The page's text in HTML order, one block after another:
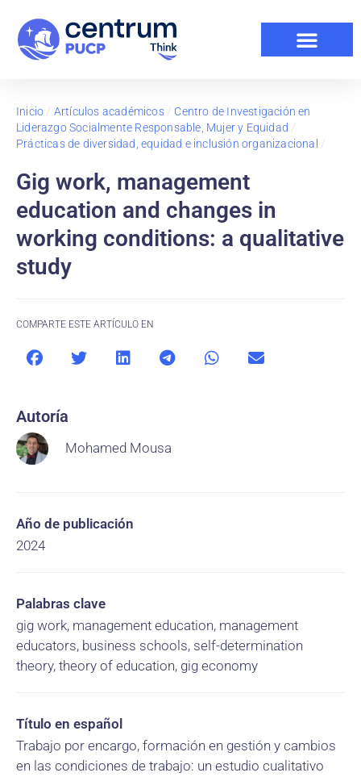
Inicio / Artículos académicos/ Centro de Investigación en
Liderazgo Socialmente Responsable, Mujer y Equidad /
Prácticas de diversidad, equidad e inclusión organizacional /
Gig work, management
education and changes in
working conditions: a qualitative
study
COMPARTE ESTE ARTÍCULO EN
Autoría
Mohamed Mousa
Año de publicación
2024
Palabras clave
gig work, management education, management
educators, business schools, self-determination
theory, theory of education, gig economy
Título en español
Trabajo por encargo, formación en gestión y cambios
en las condiciones de trabajo: un estudio cualitativo